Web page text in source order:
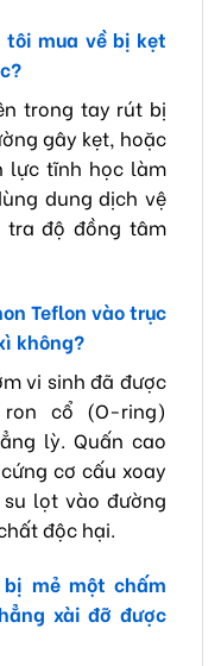
tôi mua về bị kẹt
trong tay rút bị
gây kẹt, hoặc
lực tĩnh học làm
dung dịch vệ
tra độ đồng tâm
Teflon vào trục
không?
vi sinh đã được
cổ (O-ring)
lỳ. Quấn cao
cơ cấu xoay
lọt vào đường
độc hại.
mẻ một chấm
xài đỡ được